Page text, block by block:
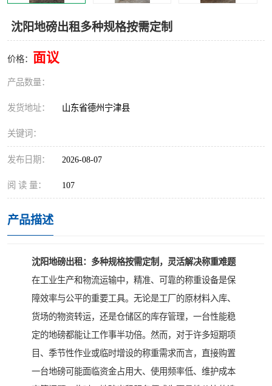
沈阳地磅出租多种规格按需定制
价格： 面议
产品数量：
发货地址： 山东省德州宁津县
关键词：
发布日期： 2026-08-07
阅 读 量： 107
产品描述
沈阳地磅出租：多种规格按需定制，灵活解决称重难题
在工业生产和物流运输中，精准、可靠的称重设备是保
障效率与公平的重要工具。无论是工厂的原材料入库、
货场的物资转运，还是仓储区的库存管理，一台性能稳
定的地磅都能让工作事半功倍。然而，对于许多短期项
目、季节性作业或临时增设的称重需求而言，直接购置
一台地磅可能面临资金占用大、使用频率低、维护成本